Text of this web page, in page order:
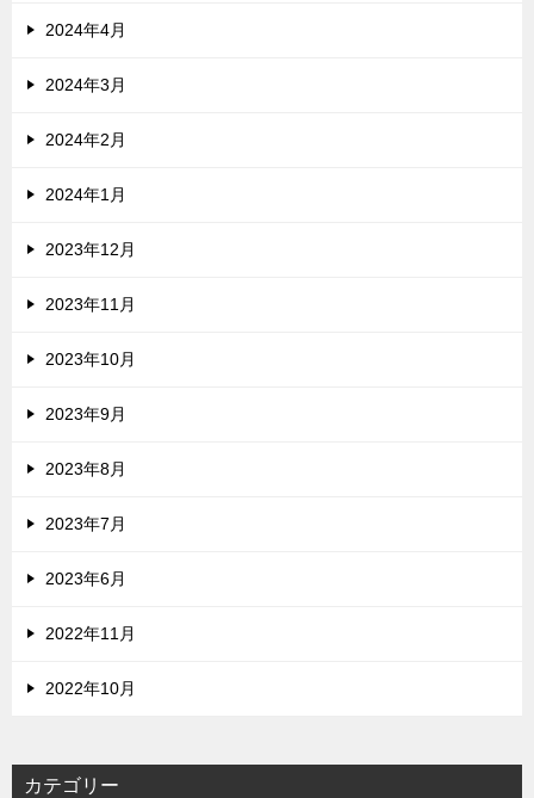
2024年4月
2024年3月
2024年2月
2024年1月
2023年12月
2023年11月
2023年10月
2023年9月
2023年8月
2023年7月
2023年6月
2022年11月
2022年10月
カテゴリー